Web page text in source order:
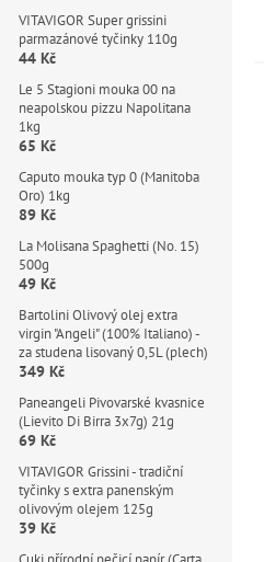
VITAVIGOR Super grissini
parmazánové tyčinky 110g
44 Kč
Le 5 Stagioni mouka 00 na
neapolskou pizzu Napolitana
1kg
65 Kč
Caputo mouka typ 0 (Manitoba
Oro) 1kg
89 Kč
La Molisana Spaghetti (No. 15)
500g
49 Kč
Bartolini Olivový olej extra
virgin "Angeli" (100% Italiano) -
za studena lisovaný 0,5L (plech)
349 Kč
Paneangeli Pivovarské kvasnice
(Lievito Di Birra 3x7g) 21g
69 Kč
VITAVIGOR Grissini - tradiční
tyčinky s extra panenským
olivovým olejem 125g
39 Kč